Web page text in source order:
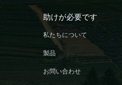
助けが必要です
私たちについて
製品
お問い合わせ